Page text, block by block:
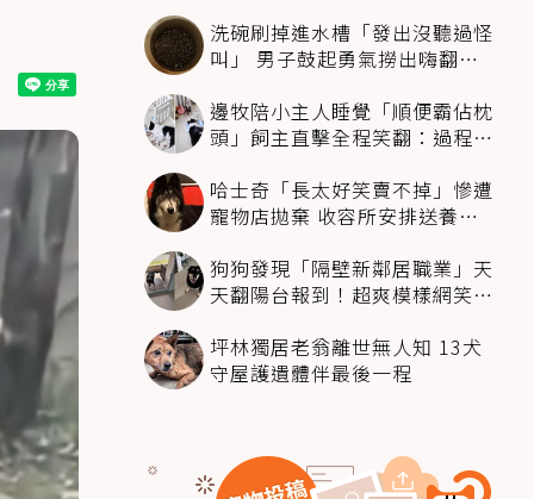
洗碗刷掉進水槽「發出沒聽過怪
叫」 男子鼓起勇氣撈出嗨翻：
邊牧陪小主人睡覺「順便霸佔枕
頭」飼主直擊全程笑翻：過程絲
哈士奇「長太好笑賣不掉」慘遭
寵物店拋棄 收容所安排送養活
狗狗發現「隔壁新鄰居職業」天
天翻陽台報到！超爽模樣網笑
坪林獨居老翁離世無人知 13犬
守屋護遺體伴最後一程